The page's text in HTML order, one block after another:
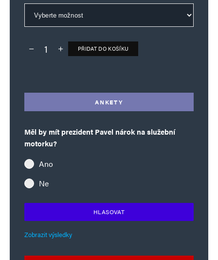
Deník TO – verze bez reklam množství
PŘIDAT DO KOŠÍKU
ANKETY
Měl by mít prezident Pavel nárok na služební
motorku?
Ano
Ne
HLASOVAT
Zobrazit výsledky